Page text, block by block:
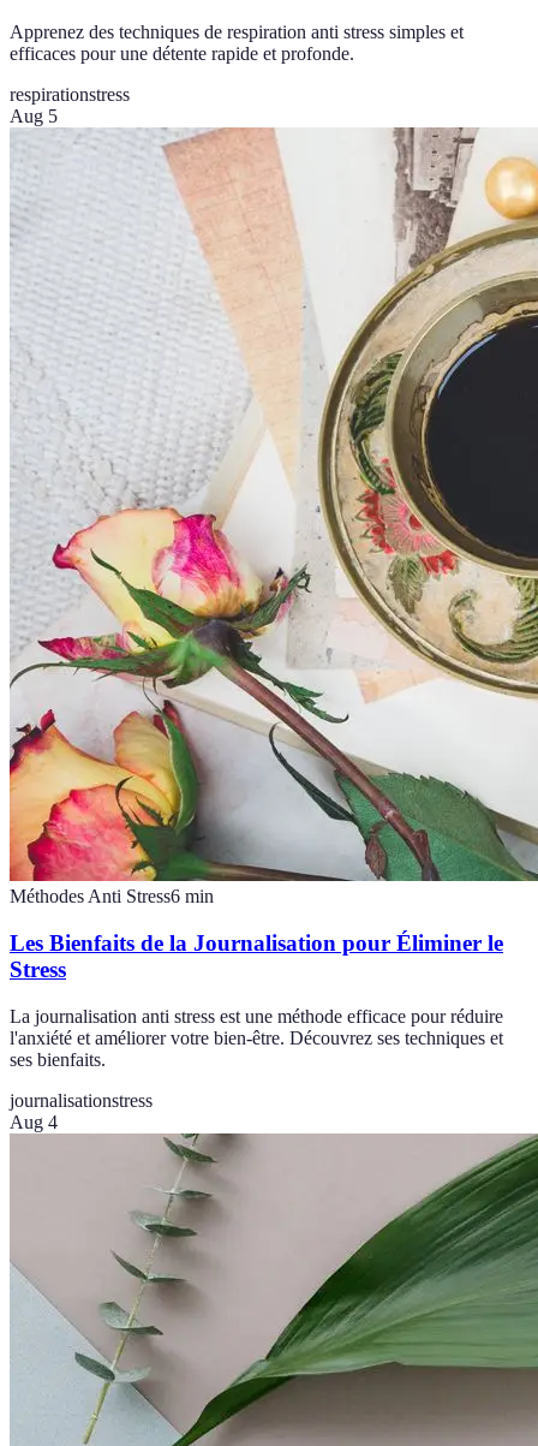
Apprenez des techniques de respiration anti stress simples et
efficaces pour une détente rapide et profonde.
respirationstress
Aug 5
Méthodes Anti Stress6 min
Les Bienfaits de la Journalisation pour Éliminer le
Stress
La journalisation anti stress est une méthode efficace pour réduire
l'anxiété et améliorer votre bien-être. Découvrez ses techniques et
ses bienfaits.
journalisationstress
Aug 4